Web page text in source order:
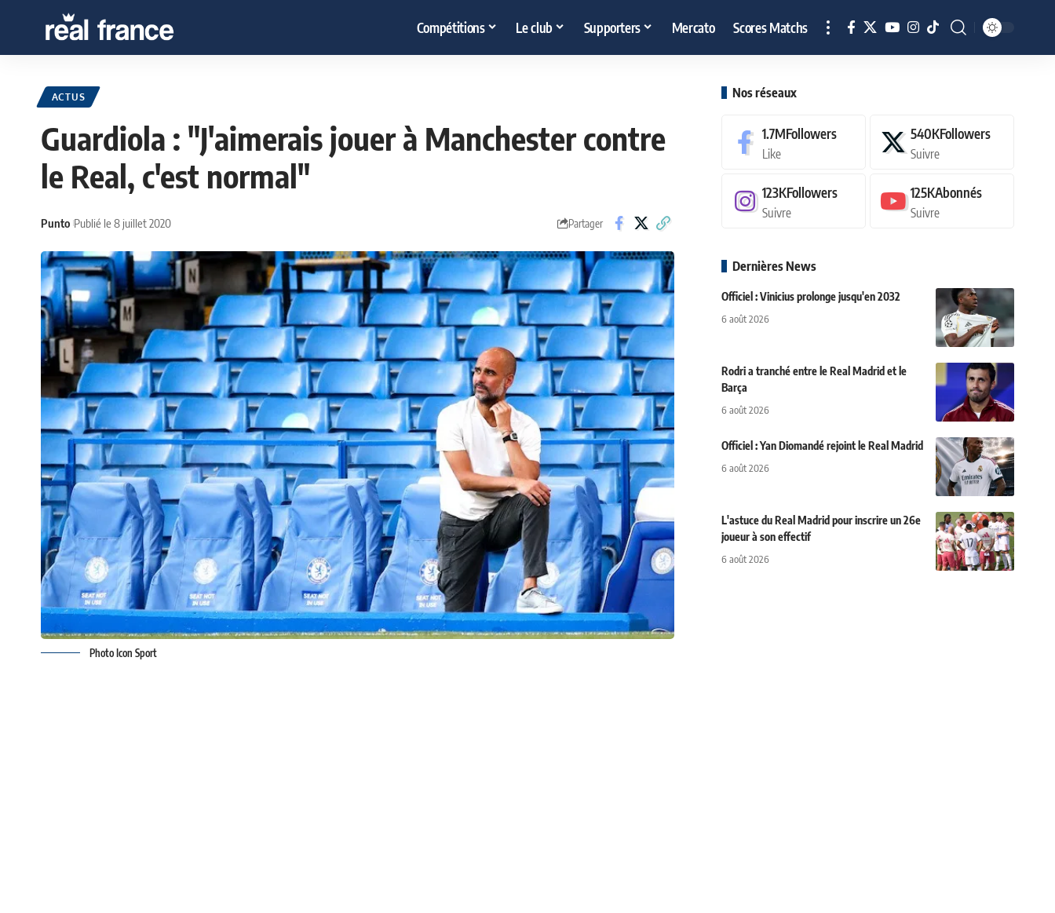
Compétitions Le club Supporters Mercato Scores Matchs
ACTUS
Guardiola : "J'aimerais jouer à Manchester contre
le Real, c'est normal"
Punto Publié le 8 juillet 2020 Partager
Photo Icon Sport
Nos réseaux
1.7MFollowers
Like
540KFollowers
Suivre
123KFollowers
Suivre
125KAbonnés
Suivre
Dernières News
Officiel : Vinicius prolonge jusqu'en 2032
6 août 2026
Rodri a tranché entre le Real Madrid et le
Barça
6 août 2026
Officiel : Yan Diomandé rejoint le Real Madrid
6 août 2026
L'astuce du Real Madrid pour inscrire un 26e
joueur à son effectif
6 août 2026